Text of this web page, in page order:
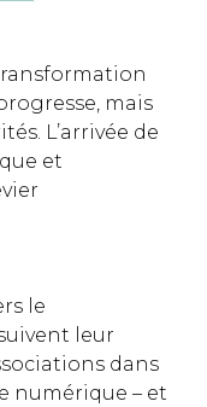
mais
L’arrivée de
et
le
leur
dans
numérique – et